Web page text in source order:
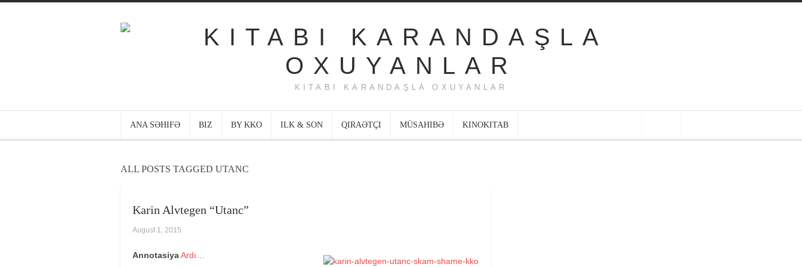
KITABI KARANDAŞLA OXUYANLAR
ANA SƏHIFƏ BIZ BY KKO ILK & SON QIRAƏTÇI MÜSAHIBƏ KINOKITAB
ALL POSTS TAGGED UTANC
Karin Alvtegen “Utanc”
August 1, 2015
AnnotasiyaArdı…